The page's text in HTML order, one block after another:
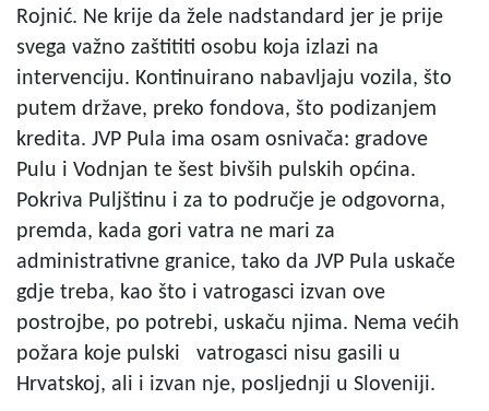
Rojnić. Ne krije da žele nadstandard jer je prije
svega važno zaštititi osobu koja izlazi na
intervenciju. Kontinuirano nabavljaju vozila, što
putem države, preko fondova, što podizanjem
kredita. JVP Pula ima osam osnivača: gradove
Pulu i Vodnjan te šest bivših pulskih općina.
Pokriva Puljštinu i za to područje je odgovorna,
premda, kada gori vatra ne mari za
administrativne granice, tako da JVP Pula uskače
gdje treba, kao što i vatrogasci izvan ove
postrojbe, po potrebi, uskaču njima. Nema većih
požara koje pulski vatrogasci nisu gasili u
Hrvatskoj, ali i izvan nje, posljednji u Sloveniji.